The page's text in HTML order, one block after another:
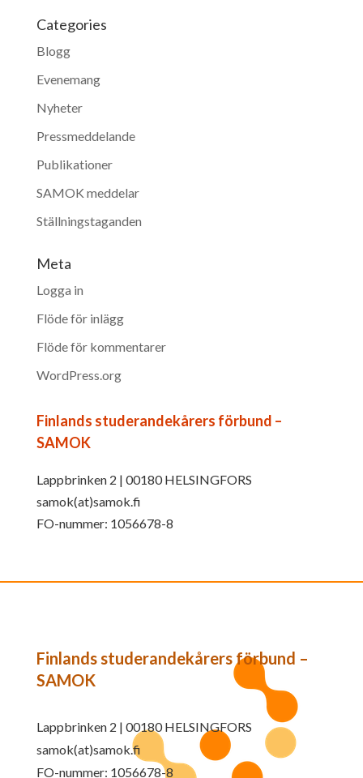
Categories
Blogg
Evenemang
Nyheter
Pressmeddelande
Publikationer
SAMOK meddelar
Ställningstaganden
Meta
Logga in
Flöde för inlägg
Flöde för kommentarer
WordPress.org
Finlands studerandekårers förbund –
SAMOK
Lappbrinken 2 | 00180 HELSINGFORS
samok(at)samok.fi
FO-nummer: 1056678-8
Finlands studerandekårers förbund –
SAMOK
Lappbrinken 2 | 00180 HELSINGFORS
samok(at)samok.fi
FO-nummer: 1056678-8